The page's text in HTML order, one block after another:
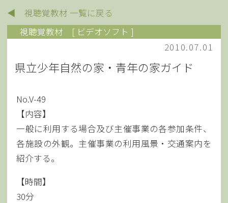
◀ 視聴覚教材 一覧に戻る
視聴覚教材
[ ビデオソフト ]
2010.07.01
県立少年自然の家・青年の家ガイド
No.V-49
【内容】
一般に利用する場合及び主催事業の各参加条件、
各施設の外観。主催事業の利用風景・交通案内を
紹介する。
【時間】
30分